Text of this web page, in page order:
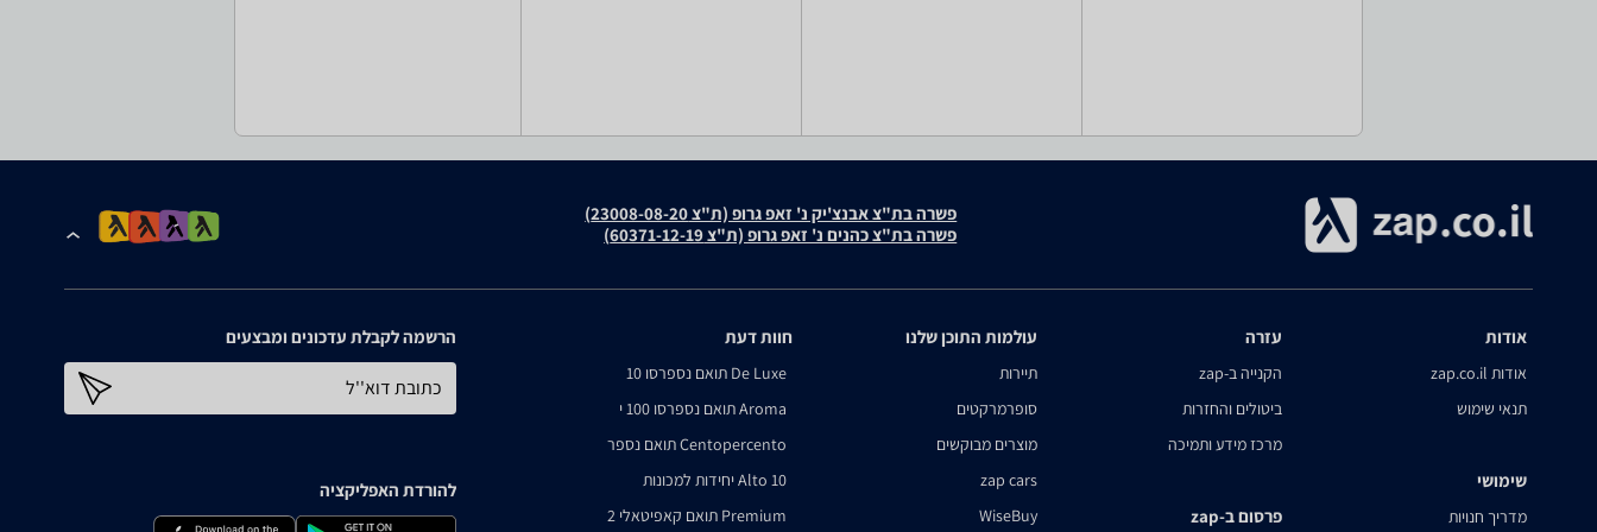
פשרה בת"צ אבנצ'יק נ' זאפ גרופ (ת"צ 23008-08-20)
פשרה בת"צ כהנים נ' זאפ גרופ (ת"צ 60371-12-19)
אודות
אודות zap.co.il
תנאי שימוש
שימושי
מדריך חנויות
עזרה
הקנייה ב-zap
ביטולים והחזרות
מרכז מידע ותמיכה
פרסום ב-zap
עולמות התוכן שלנו
תיירות
סופרמרקטים
מוצרים מבוקשים
zap cars
WiseBuy
חוות דעת
De Luxe תואם נספרסו 10
Aroma תואם נספרסו 100 י
Centopercento תואם נספר
Alto 10 יחידות למכונות
Premium תואם קאפיטאלי 2
הרשמה לקבלת עדכונים ומבצעים
כתובת דוא''ל
להורדת האפליקציה